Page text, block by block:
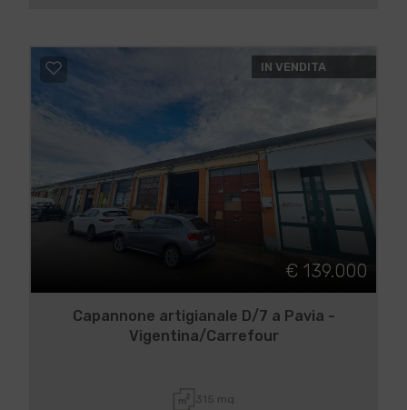
IN VENDITA
€ 139.000
Capannone artigianale D/7 a Pavia -
Vigentina/Carrefour
315 mq